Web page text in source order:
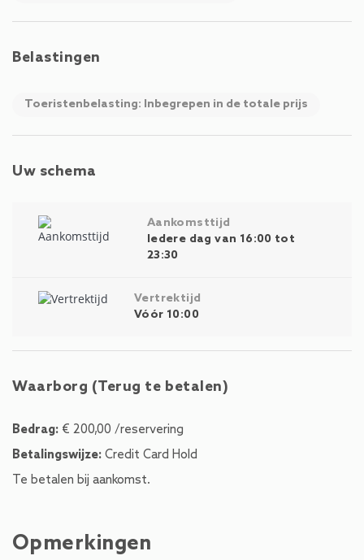
Belastingen
Toeristenbelasting: Inbegrepen in de totale prijs
Uw schema
Aankomsttijd
Iedere dag van 16:00 tot
23:30
Vertrektijd
Vóór 10:00
Waarborg (Terug te betalen)
Bedrag: € 200,00 /reservering
Betalingswijze: Credit Card Hold
Te betalen bij aankomst.
Opmerkingen